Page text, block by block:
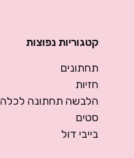
קטגוריות נפוצות
תחתונים
חזיות
הלבשה תחתונה לכלה
סטים
בייבי דול